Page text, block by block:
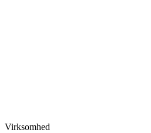
Virksomhed